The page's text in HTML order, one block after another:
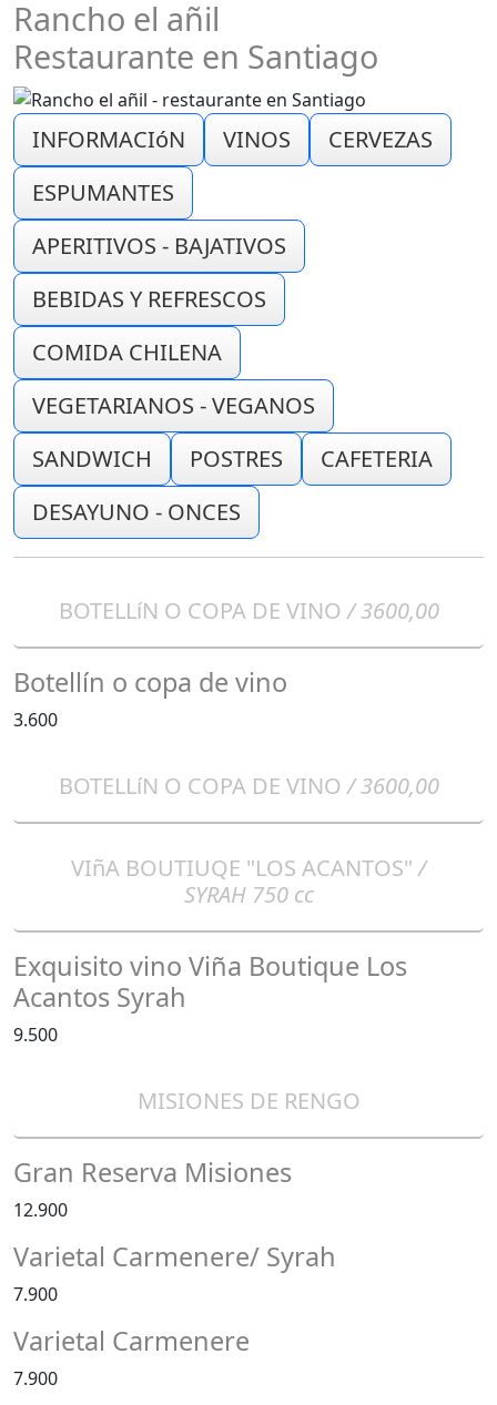
Rancho el añil
Restaurante en Santiago
INFORMACIóN VINOS
CERVEZAS
ESPUMANTES
APERITIVOS - BAJATIVOS
BEBIDAS Y REFRESCOS
COMIDA CHILENA
VEGETARIANOS - VEGANOS
SANDWICH
POSTRES
CAFETERIA
DESAYUNO - ONCES
BOTELLíN O COPA DE VINO / 3600,00
Botellín o copa de vino
3.600
BOTELLíN O COPA DE VINO / 3600,00
VIñA BOUTIUQE "LOS ACANTOS"/
SYRAH 750 cc
Exquisito vino Viña Boutique Los
Acantos Syrah
9.500
MISIONES DE RENGO
Gran Reserva Misiones
12.900
Varietal Carmenere/ Syrah
7.900
Varietal Carmenere
7.900